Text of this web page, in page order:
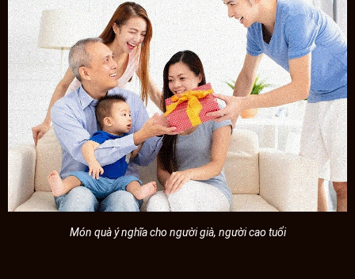
Món quà ý nghĩa cho người già, người cao tuổi